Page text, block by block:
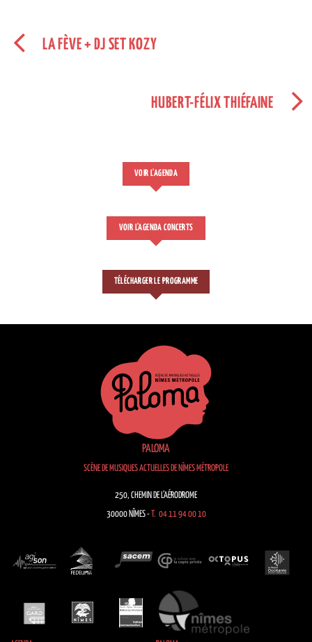
LA FÈVE + DJ SET KOZY
HUBERT-FÉLIX THIÉFAINE
VOIR L'AGENDA
VOIR L'AGENDA CONCERTS
TÉLÉCHARGER LE PROGRAMME
PALOMA
SCÈNE DE MUSIQUES ACTUELLES DE NÎMES MÉTROPOLE
250, CHEMIN DE L’AÉRODROME
30000 NÎMES -T. 04 11 94 00 10